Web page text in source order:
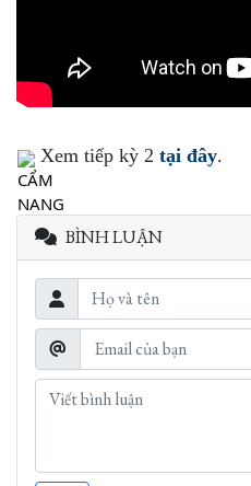
Xem tiếp kỳ 2 tại đây.
BÌNH LUẬN